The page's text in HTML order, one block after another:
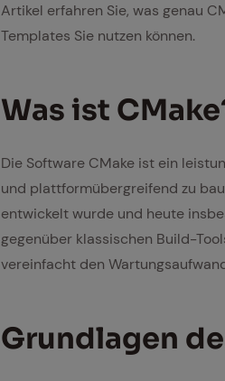
Artikel erfahren Sie, was genau
Templates Sie nutzen können.
Was ist
Die Software CMake ist ein
und plattformübergreifend zu
entwickelt wurde und heute
gegenüber klassischen Build-
vereinfacht den
Grund­la­gen